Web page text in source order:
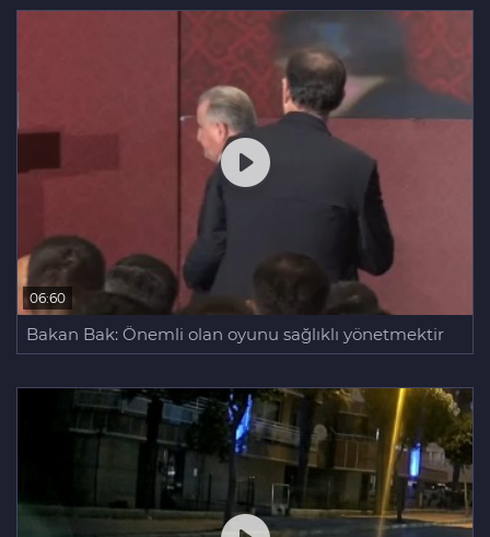
06:60
Bakan Bak: Önemli olan oyunu sağlıklı yönetmektir